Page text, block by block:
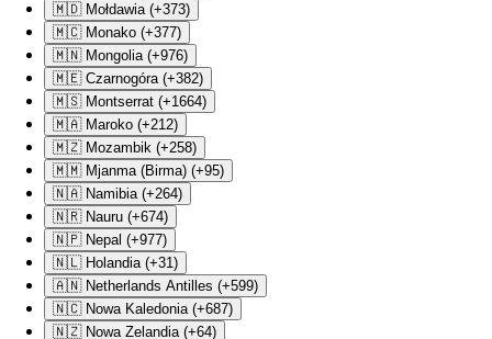
🇲🇩 Mołdawia (+373)
🇲🇨 Monako (+377)
🇲🇳 Mongolia (+976)
🇲🇪 Czarnogóra (+382)
🇲🇸 Montserrat (+1664)
🇲🇦 Maroko (+212)
🇲🇿 Mozambik (+258)
🇲🇲 Mjanma (Birma) (+95)
🇳🇦 Namibia (+264)
🇳🇷 Nauru (+674)
🇳🇵 Nepal (+977)
🇳🇱 Holandia (+31)
🇦🇳 Netherlands Antilles (+599)
🇳🇨 Nowa Kaledonia (+687)
🇳🇿 Nowa Zelandia (+64)